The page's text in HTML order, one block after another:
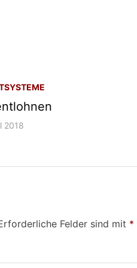
2018
Felder sind mit *